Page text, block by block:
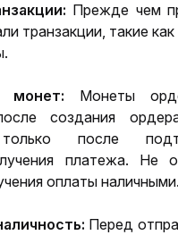
Прежде чем
транзакции, такие
монет: Монеты
создания
после
платежа. Не
оплаты наличными.
Перед